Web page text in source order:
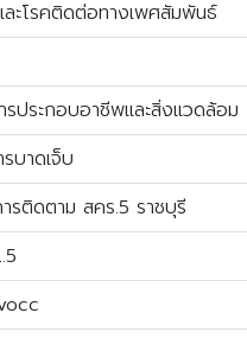
ละโรคติดต่อทางเพศสัมพันธ์
รประกอบอาชีพและสิ่งแวดล้อม
บาดเจ็บ
รติดตาม สคร.5 ราชบุรี